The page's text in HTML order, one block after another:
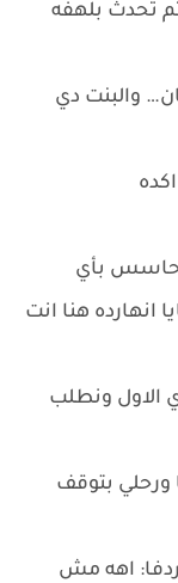
تحدث بلهفه
والبنت دي
حاسس بأي
هنا انت
ونطلب
ورحلي بتوقف
اهه مش